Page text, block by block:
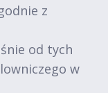
z
od tych
w